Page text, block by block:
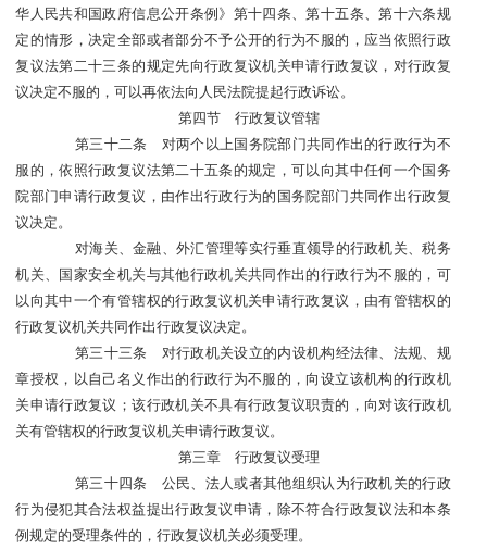
华人民共和国政府信息公开条例》第十四条、第十五条、第十六条规
定的情形，决定全部或者部分不予公开的行为不服的，应当依照行政
复议法第二十三条的规定先向行政复议机关申请行政复议，对行政复
议决定不服的，可以再依法向人民法院提起行政诉讼。
第四节 行政复议管辖
第三十二条 对两个以上国务院部门共同作出的行政行为不
服的，依照行政复议法第二十五条的规定，可以向其中任何一个国务
院部门申请行政复议，由作出行政行为的国务院部门共同作出行政复
议决定。
对海关、金融、外汇管理等实行垂直领导的行政机关、税务
机关、国家安全机关与其他行政机关共同作出的行政行为不服的，可
以向其中一个有管辖权的行政复议机关申请行政复议，由有管辖权的
行政复议机关共同作出行政复议决定。
第三十三条 对行政机关设立的内设机构经法律、法规、规
章授权，以自己名义作出的行政行为不服的，向设立该机构的行政机
关申请行政复议；该行政机关不具有行政复议职责的，向对该行政机
关有管辖权的行政复议机关申请行政复议。
第三章 行政复议受理
第三十四条 公民、法人或者其他组织认为行政机关的行政
行为侵犯其合法权益提出行政复议申请，除不符合行政复议法和本条
例规定的受理条件的，行政复议机关必须受理。